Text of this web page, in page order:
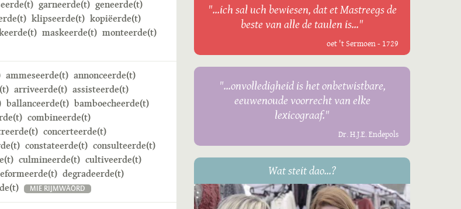
garneerde(t) geneerde(t)
klipseerde(t) kopiëerde(t)
maskeerde(t) monteerde(t)
ammeseerde(t) annonceerde(t)
arriveerde(t) assisteerde(t)
ballanceerde(t) bamboecheerde(t)
combineerde(t)
concerteerde(t)
constateerde(t) consulteerde(t)
culmineerde(t) cultiveerde(t)
degradeerde(t)
MIE RIJMWÄÖRD
"...ich sal uch bewiesen, dat et Mastreegs de
beste van alle de taulen is..."
oet 't Sermoen - 1729
"...onvolledigheid is het onbetwistbare,
eeuwenoude voorrecht van elke
lexicograaf."
Dr. H.J.E. Endepols
Wat steit dao...?